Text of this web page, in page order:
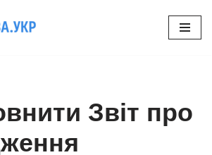
Звіт про